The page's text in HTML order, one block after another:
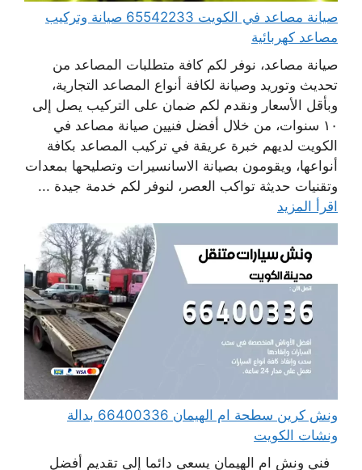
صيانة مصاعد في الكويت 65542233 صيانة وتركيب
مصاعد كهربائية
صيانة مصاعد، نوفر لكم كافة متطلبات المصاعد من
تحديث وتوريد وصيانة لكافة أنواع المصاعد التجارية،
وبأقل الأسعار ونقدم لكم ضمان على التركيب يصل إلى
١٠ سنوات، من خلال أفضل فنيين صيانة مصاعد في
الكويت لديهم خبرة عريقة في تركيب المصاعد بكافة
أنواعها، ويقومون بصيانة الاسانسيرات وتصليحها بمعدات
وتقنيات حديثة تواكب العصر، لنوفر لكم خدمة جيدة ...
اقرأ المزيد
ونش كرين سطحة ام الهيمان 66400336 بدالة
ونشات الكويت
فني ونش ام الهيمان يسعى دائما إلى تقديم أفضل